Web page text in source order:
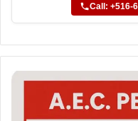
Call: +516-